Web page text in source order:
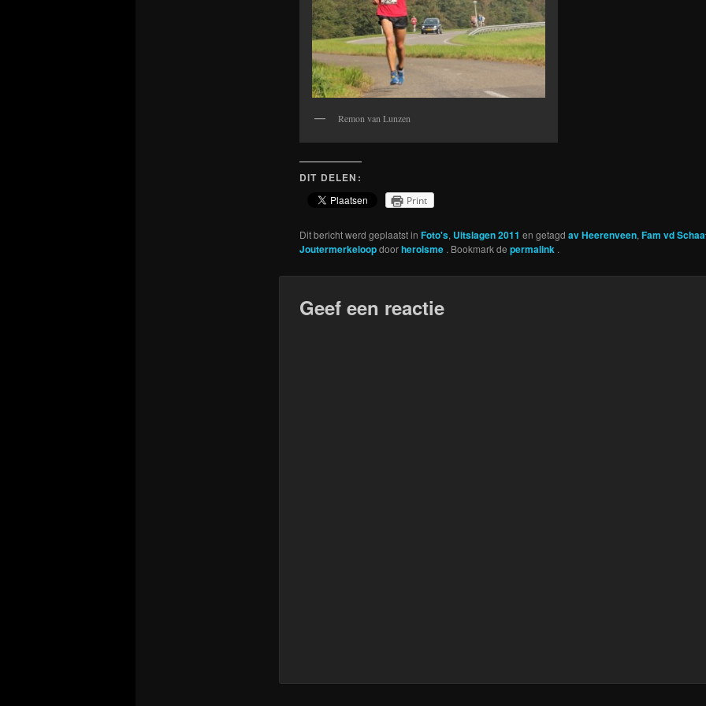
Remon van Lunzen
DIT DELEN:
Print
Dit bericht werd geplaatst in Foto's, Uitslagen 2011 en getagd av Heerenveen, Fam vd
Joutermerkeloopdoorheroisme . Bookmark de permalink .
Geef een reactie